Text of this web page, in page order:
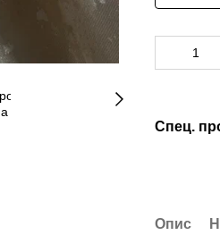
Спец.
Опис